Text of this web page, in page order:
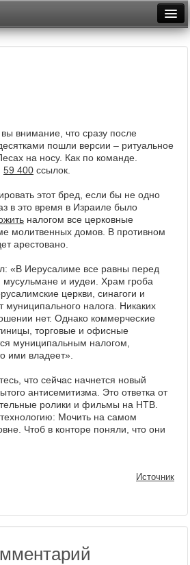
Архив
Фототоп
Видеотоп
внимание, что сразу после
пошли версии – ритуальное
на носу. Как по команде.
59 400 ссылок.
этот бред, если бы не одно
в это время в Израиле было
налогом все церковные
молитвенных домов. В противном
арестовано.
«В Иерусалиме все равны перед
и иудеи. Храм гроба
церкви, синагоги и
муниципального налога. Никаких
нет. Однако коммерческие
торговые и офисные
муниципальным налогом,
ими владеет».
что сейчас начнется новый
антисемитизма. Это ответка от
ролики и фильмы на НТВ.
Мочить на самом
Чтоб в конторе поняли, что они
Источник